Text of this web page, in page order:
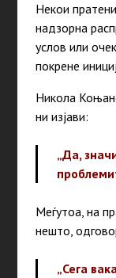
Некои
надзорна
услов или
покрене
Никола
ни изјави:
„Да,
Меѓутоа, на
нешто,
„Сега